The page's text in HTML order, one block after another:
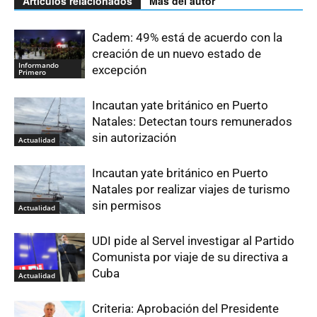
Informando
Primero
Cadem: 49% está de acuerdo con la
creación de un nuevo estado de
excepción
Actualidad
Incautan yate británico en Puerto
Natales: Detectan tours remunerados
sin autorización
Actualidad
Incautan yate británico en Puerto
Natales por realizar viajes de turismo
sin permisos
Actualidad
UDI pide al Servel investigar al Partido
Comunista por viaje de su directiva a
Cuba
Criteria: Aprobación del Presidente